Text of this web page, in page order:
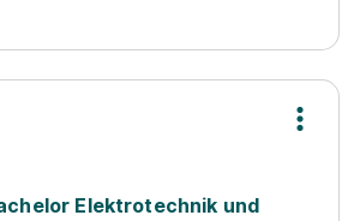
Elektrotechnik und